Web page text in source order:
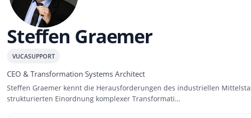
Steffen Graemer
VUCASUPPORT
CEO & Transformation Systems Architect
Steffen Graemer kennt die Herausforderungen des industriellen
strukturierten Einordnung komplexer Transformati…